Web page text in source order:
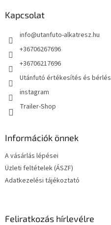
e
Kapcsolat
info@utanfuto-alkatresz.hu
+36706267696
+36706217696
Utánfutó értékesítés és bérlés
instagram
Trailer-Shop
Információk önnek
A vásárlás lépései
Üzleti feltételek (ÁSZF)
Adatkezelési tájékoztató
Feliratkozás hírlevélre